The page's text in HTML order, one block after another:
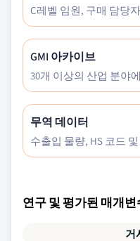
C레벨 임원, 구매 담당
GMI 아카이브
30개 이상의 산업 분야
무역 데이터
수출입 물량, HS 코드
연구 및 평가된 매개변
거